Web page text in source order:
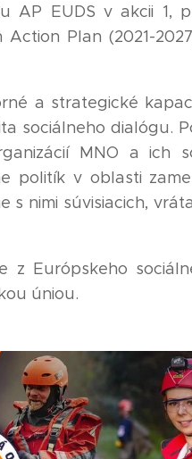
AP EUDS v akcii 1,
Plan (2021-
a strategické
sociálneho dialógu.
MNO a ich
v oblasti
nimi súvisiacich,
z Európskeho
úniou.